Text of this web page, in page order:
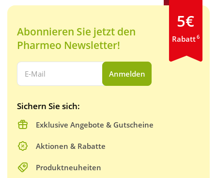
Abonnieren Sie jetzt den
Pharmeo Newsletter!
Ihre E-Mail Adresse:
Anmelden
Sichern Sie sich:
Exklusive Angebote & Gutscheine
Aktionen & Rabatte
Produktneuheiten
5€
Rabatt6